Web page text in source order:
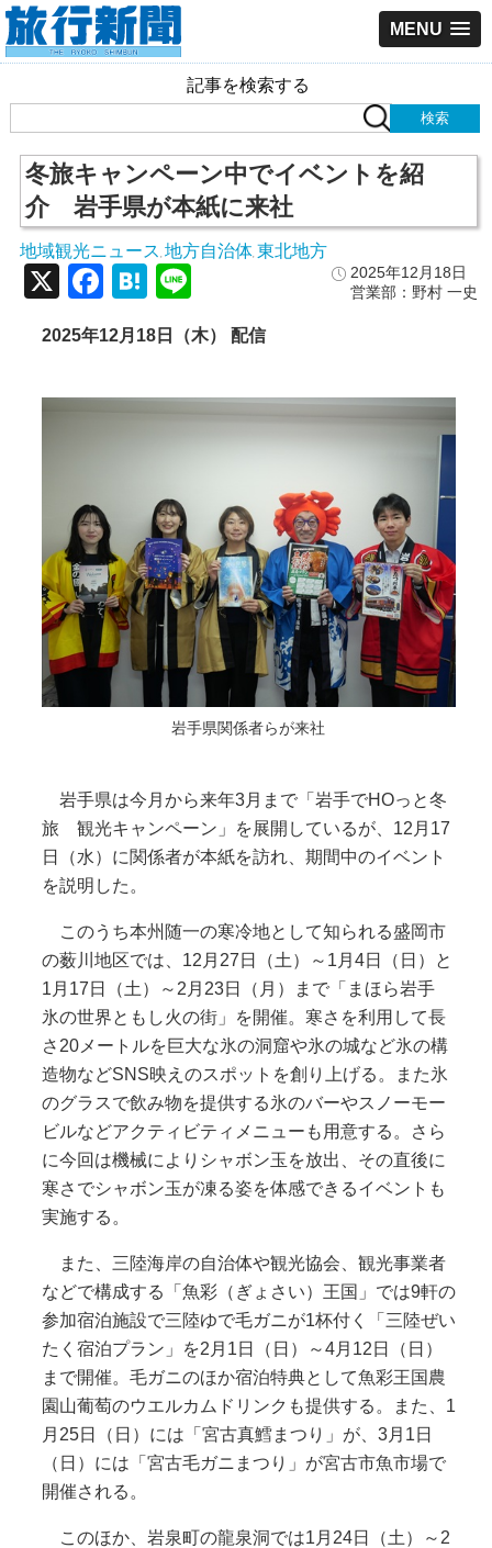
MENU
記事を検索する
冬旅キャンペーン中でイベントを紹
介 岩手県が本紙に来社
地域観光ニュース 地方自治体, 東北地方
2025年12月18日
営業部：野村 一史
X Facebook
Hatena
2025年12月18日（木） 配信
岩手県関係者らが来社
岩手県は今月から来年3月まで「岩手でHOっと冬
旅 観光キャンペーン」を展開しているが、12月17
日（水）に関係者が本紙を訪れ、期間中のイベント
を説明した。
このうち本州随一の寒冷地として知られる盛岡市
の薮川地区では、12月27日（土）～1月4日（日）と
1月17日（土）～2月23日（月）まで「まほら岩手
氷の世界ともし火の街」を開催。寒さを利用して長
さ20メートルを巨大な氷の洞窟や氷の城など氷の構
造物などSNS映えのスポットを創り上げる。また氷
のグラスで飲み物を提供する氷のバーやスノーモー
ビルなどアクティビティメニューも用意する。さら
に今回は機械によりシャボン玉を放出、その直後に
寒さでシャボン玉が凍る姿を体感できるイベントも
実施する。
また、三陸海岸の自治体や観光協会、観光事業者
などで構成する「魚彩（ぎょさい）王国」では9軒の
参加宿泊施設で三陸ゆで毛ガニが1杯付く「三陸ぜい
たく宿泊プラン」を2月1日（日）～4月12日（日）
まで開催。毛ガニのほか宿泊特典として魚彩王国農
園山葡萄のウエルカムドリンクも提供する。また、1
月25日（日）には「宮古真鱈まつり」が、3月1日
（日）には「宮古毛ガニまつり」が宮古市魚市場で
開催される。
このほか、岩泉町の龍泉洞では1月24日（土）～2